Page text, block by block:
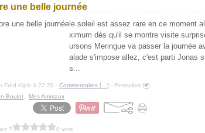
une belle journée
le soleil est assez rare en ce moment
ximum dès qu'il se montre visite
ursons Meringue va passer la journée
alade s'impose allez, c'est parti Jonas
s...
Fred Kipik à 22:20 - Commentaires [ ] - Permalien [#]
Boulot Mes Animaux
? 0 vote